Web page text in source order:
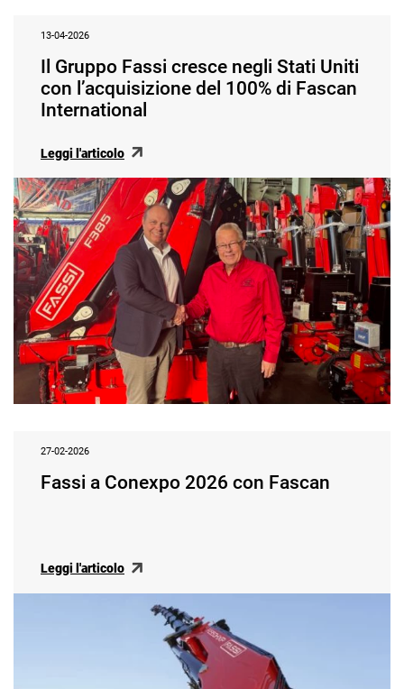
13-04-2026
Il Gruppo Fassi cresce negli Stati Uniti
con l’acquisizione del 100% di Fascan
International
Leggi l'articolo
27-02-2026
Fassi a Conexpo 2026 con Fascan
Leggi l'articolo